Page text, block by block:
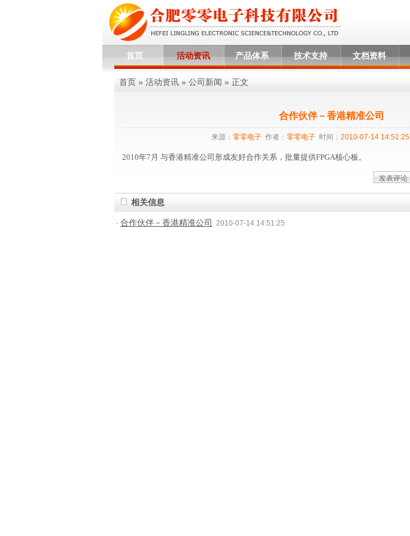
首页 活动资讯 产品体系 技术支持 文档资料
首页 » 活动资讯 » 公司新闻 » 正文
合作伙伴－香港精准公司
来源： 零零电子 作者： 零零电子 时间： 2010-07-14 14:51:25
2010年7月 与香港精准公司形成友好合作关系，批量提供FPGA核心板。
相关信息
· 合作伙伴－香港精准公司 2010-07-14 14:51:25